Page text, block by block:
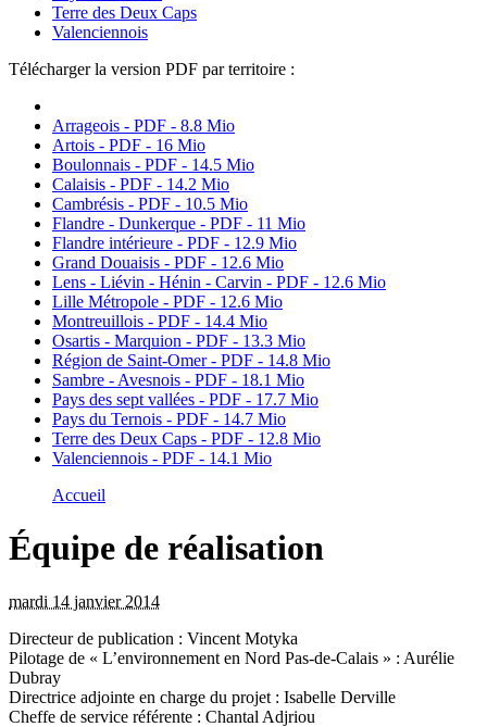
Terre des Deux Caps
Valenciennois
Télécharger la version PDF par territoire :
Arrageois - PDF - 8.8 Mio
Artois - PDF - 16 Mio
Boulonnais - PDF - 14.5 Mio
Calaisis - PDF - 14.2 Mio
Cambrésis - PDF - 10.5 Mio
Flandre - Dunkerque - PDF - 11 Mio
Flandre intérieure - PDF - 12.9 Mio
Grand Douaisis - PDF - 12.6 Mio
Lens - Liévin - Hénin - Carvin - PDF - 12.6 Mio
Lille Métropole - PDF - 12.6 Mio
Montreuillois - PDF - 14.4 Mio
Osartis - Marquion - PDF - 13.3 Mio
Région de Saint-Omer - PDF - 14.8 Mio
Sambre - Avesnois - PDF - 18.1 Mio
Pays des sept vallées - PDF - 17.7 Mio
Pays du Ternois - PDF - 14.7 Mio
Terre des Deux Caps - PDF - 12.8 Mio
Valenciennois - PDF - 14.1 Mio
Accueil
Équipe de réalisation
mardi 14 janvier 2014
Directeur de publication : Vincent Motyka
Pilotage de « L’environnement en Nord Pas-de-Calais » : Aurélie
Dubray
Directrice adjointe en charge du projet : Isabelle Derville
Cheffe de service référente : Chantal Adjriou